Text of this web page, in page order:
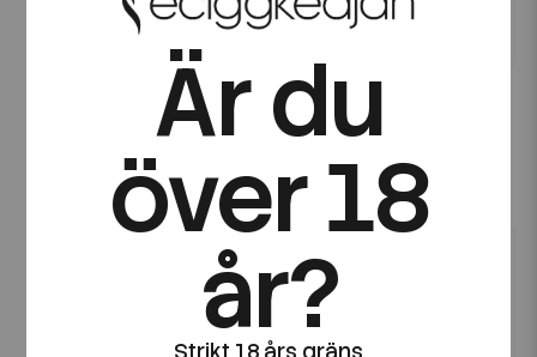
Robermans | Honey |
60ml Kombofill
Robermans
Robermans | Licorice |
60ml Kombofill
169 kr
Är du
över 18
år?